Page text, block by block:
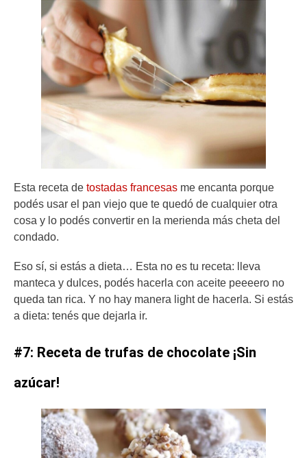
Esta receta de tostadas francesas me encanta porque
podés usar el pan viejo que te quedó de cualquier otra
cosa y lo podés convertir en la merienda más cheta del
condado.
Eso sí, si estás a dieta… Esta no es tu receta: lleva
manteca y dulces, podés hacerla con aceite peeeero no
queda tan rica. Y no hay manera light de hacerla. Si estás
a dieta: tenés que dejarla ir.
#7: Receta de trufas de chocolate ¡Sin
azúcar!